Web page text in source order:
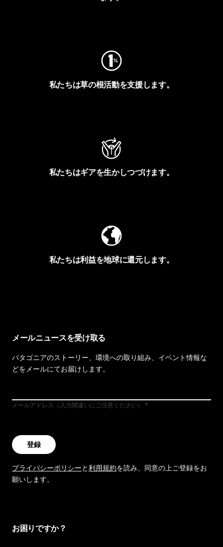
私たちは草の根活動を支援します。
私たちはギアを生かしつづけます。
私たちは利益を地球に還元します。
メールニュースを受け取る
パタゴニアのストーリー、環境への取り組み、イベント情報な
どをメールにてお届けします。
メールアドレス（入力間違いにご注意ください）
登録
プライバシーポリシーと利用規約を読み、同意の上ご登録をお
願いします。
お困りですか？